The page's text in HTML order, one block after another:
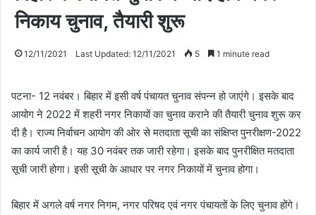
निकाय चुनाव, तैयारी शुरू
12/11/2021 Last Updated: 12/11/2021 5 1 minute read
पटना- 12 नवंबर। बिहार में इसी वर्ष पंचायत चुनाव संपन्न हो जाएंगे। इसके बाद
आयोग ने 2022 में शहरी नगर निकायों का चुनाव कराने की तैयारी चुनाव शुरू कर
दी है। राज्य निर्वाचन आयोग की ओर से मतदाता सूची का संक्षिप्त पुनरीक्षण-2022
का कार्य जारी है। यह 30 नवंबर तक जारी रहेगा। इसके बाद पुनरीक्षित मतदाता
सूची जारी होगा। इसी सूची के आधार पर नगर निकायों में चुनाव होगा।
बिहार में अगले वर्ष नगर निगम, नगर परिषद एवं नगर पंचायतों के लिए चुनाव होंगे।